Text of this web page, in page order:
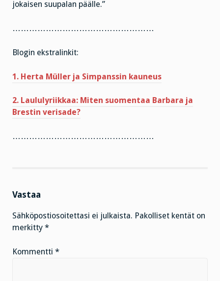
jokaisen suupalan päälle.”
……………………………………………
Blogin ekstralinkit:
1. Herta Müller ja Simpanssin kauneus
2. Laululyriikkaa: Miten suomentaa Barbara ja
Brestin verisade?
……………………………………………
Vastaa
Sähköpostiosoitettasi ei julkaista. Pakolliset kentät on
merkitty *
Kommentti *